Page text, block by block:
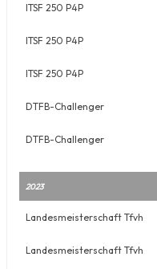
ITSF 250 P4P
ITSF 250 P4P
ITSF 250 P4P
DTFB-Challenger
DTFB-Challenger
2023
Landesmeisterschaft Tfvh
Landesmeisterschaft Tfvh